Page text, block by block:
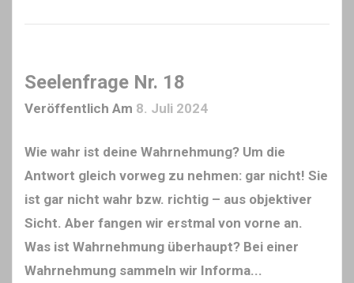
Seelenfrage Nr. 18
Veröffentlich Am 8. Juli 2024
Wie wahr ist deine Wahrnehmung? Um die
Antwort gleich vorweg zu nehmen: gar nicht! Sie
ist gar nicht wahr bzw. richtig – aus objektiver
Sicht. Aber fangen wir erstmal von vorne an.
Was ist Wahrnehmung überhaupt? Bei einer
Wahrnehmung sammeln wir Informa...